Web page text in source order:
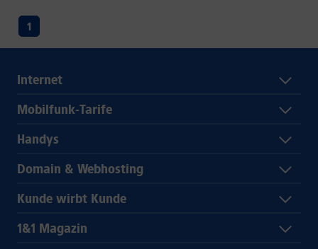
1
Internet
Mobilfunk-Tarife
Handys
Domain & Webhosting
Kunde wirbt Kunde
1&1 Magazin